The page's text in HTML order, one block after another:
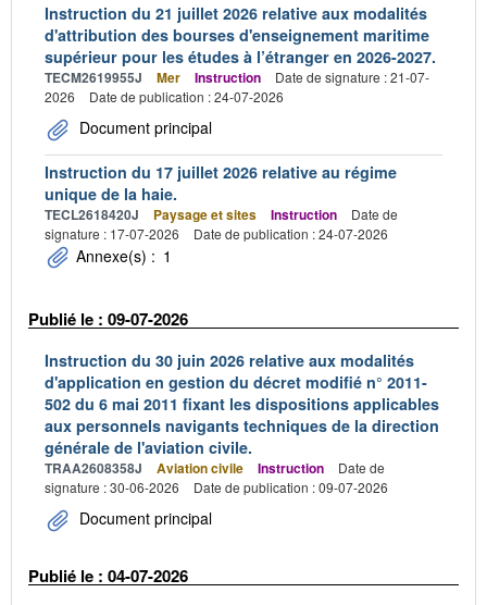
Instruction du 21 juillet 2026 relative aux modalités
d'attribution des bourses d'enseignement maritime
supérieur pour les études à l’étranger en 2026-2027.
TECM2619955J Mer Instruction
Date de signature : 21-07-
2026
Date de publication : 24-07-2026
Document principal
Instruction du 17 juillet 2026 relative au régime
unique de la haie.
TECL2618420J Paysage et sites Instruction
Date de
signature : 17-07-2026
Date de publication : 24-07-2026
Annexe(s) : 1
Publié le : 09-07-2026
Instruction du 30 juin 2026 relative aux modalités
d'application en gestion du décret modifié n° 2011-
502 du 6 mai 2011 fixant les dispositions applicables
aux personnels navigants techniques de la direction
générale de l'aviation civile.
TRAA2608358J Aviation civile Instruction
Date de
signature : 30-06-2026
Date de publication : 09-07-2026
Document principal
Publié le : 04-07-2026